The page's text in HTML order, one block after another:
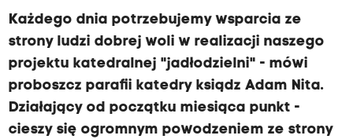
Każdego dnia potrzebujemy wsparcia ze
strony ludzi dobrej woli w realizacji naszego
projektu katedralnej "jadłodzielni" - mówi
proboszcz parafii katedry ksiądz Adam Nita.
Działający od początku miesiąca punkt -
cieszy się ogromnym powodzeniem ze strony